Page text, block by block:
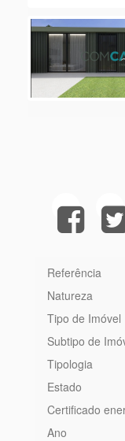
Referência
Natureza
Tipo de Imóvel
Subtipo de
Tipologia
Estado
Certificado
Ano